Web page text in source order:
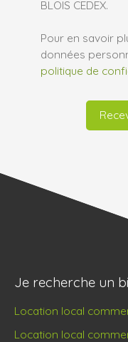
BLOIS CEDEX.
Pour en savoir
données
politique de
Je recherche un
Location local
Location local